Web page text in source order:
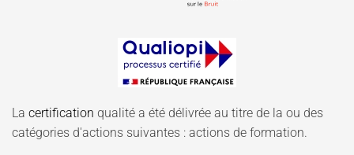
La certification qualité a été délivrée au titre de la ou des
catégories d'actions suivantes : actions de formation.